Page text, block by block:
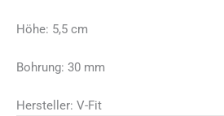
Höhe: 5,5 cm
Bohrung: 30 mm
Hersteller: V-Fit